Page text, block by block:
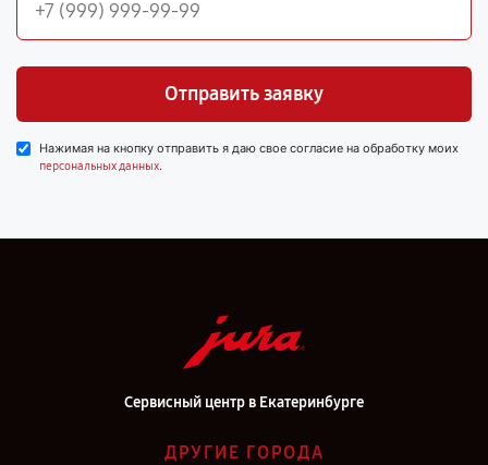
Отправить заявку
Нажимая на кнопку отправить я даю свое согласие на обработку моих
персональных данных.
Сервисный центр в Екатеринбурге
ДРУГИЕ ГОРОДА